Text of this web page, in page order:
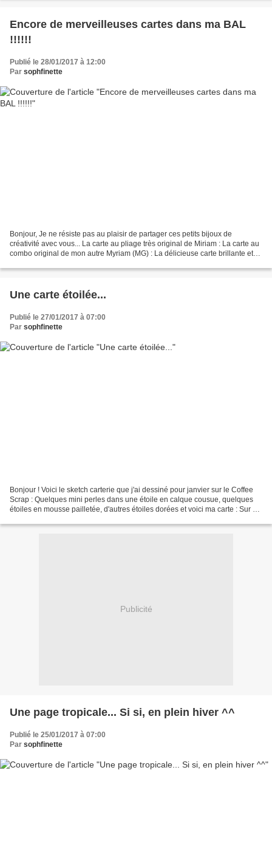
Encore de merveilleuses cartes dans ma BAL
!!!!!!
Publié le 28/01/2017 à 12:00
Par sophfinette
Bonjour, Je ne résiste pas au plaisir de partager ces petits bijoux de
créativité avec vous... La carte au pliage très original de Miriam : La carte au
combo original de mon autre Myriam (MG) : La délicieuse carte brillante et
Une carte étoilée...
Publié le 27/01/2017 à 07:00
Par sophfinette
Bonjour ! Voici le sketch carterie que j'ai dessiné pour janvier sur le Coffee
Scrap : Quelques mini perles dans une étoile en calque cousue, quelques
étoiles en mousse pailletée, d'autres étoiles dorées et voici ma carte : Sur ce,
Publicité
Une page tropicale... Si si, en plein hiver ^^
Publié le 25/01/2017 à 07:00
Par sophfinette